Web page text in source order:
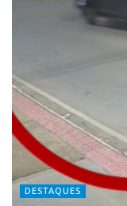
DESTAQUES